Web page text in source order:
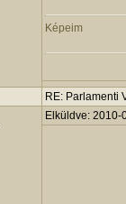
Képeim
RE: Parlamenti
Elküldve: 2010-